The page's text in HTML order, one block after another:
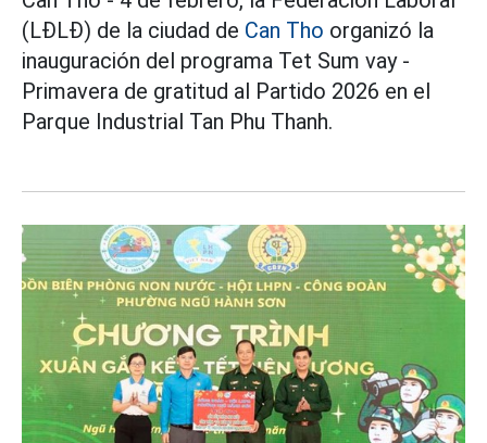
(LĐLĐ) de la ciudad de Can Tho organizó la
inauguración del programa Tet Sum vay -
Primavera de gratitud al Partido 2026 en el
Parque Industrial Tan Phu Thanh.